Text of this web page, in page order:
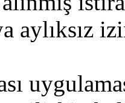
aylıksız